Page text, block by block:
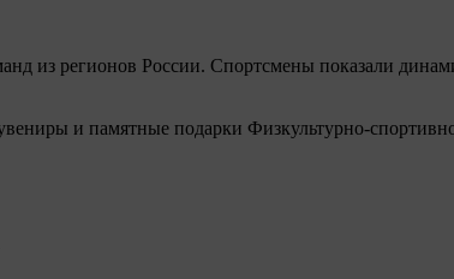
из регионов России. Спортсмены показали
и памятные подарки Физкультурно-